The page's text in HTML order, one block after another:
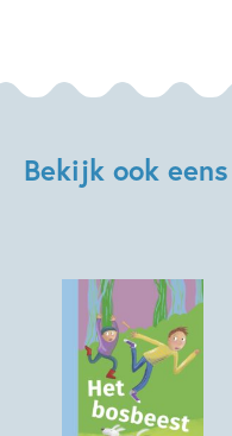
Bekijk ook eens